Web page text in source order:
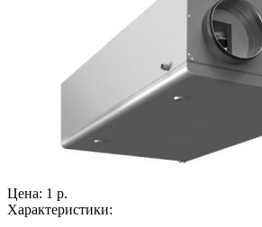
Цена: 1 р.
Характеристики: